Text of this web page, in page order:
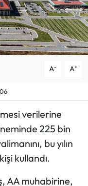
A- A+
verilerine
225 bin
bu yılın
kullandı.
AA muhabirine,